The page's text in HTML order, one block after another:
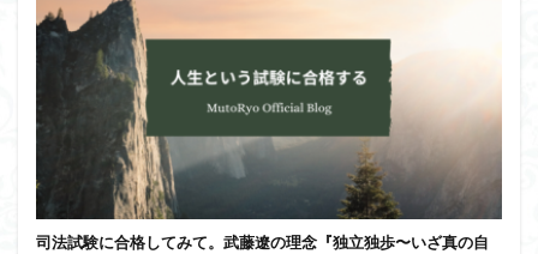
司法試験に合格してみて。武藤遼の理念『独立独歩〜いざ真の自